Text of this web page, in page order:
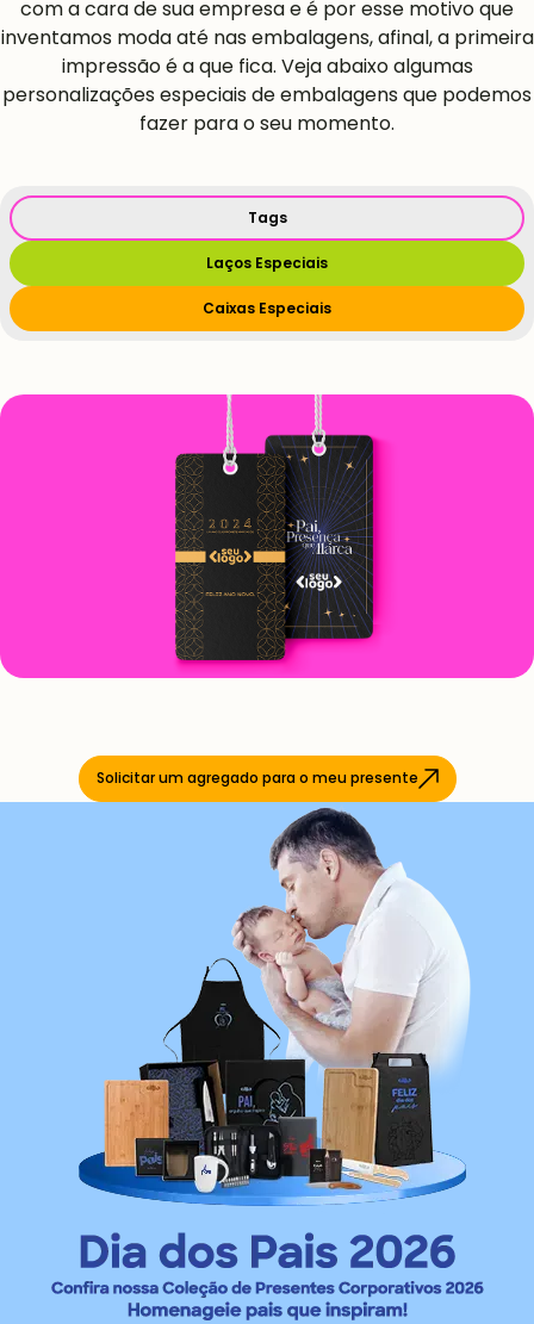
com a cara de sua empresa e é por esse motivo que
inventamos moda até nas embalagens, afinal, a primeira
impressão é a que fica. Veja abaixo algumas
personalizações especiais de embalagens que podemos
fazer para o seu momento.
Tags
Laços Especiais
Caixas Especiais
Solicitar um agregado para o meu presente